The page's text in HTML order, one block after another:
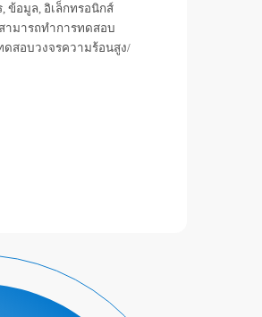
ข้อมูล, อิเล็กทรอนิกส์
ามารถทำการทดสอบ
สอบวงจรความร้อนสูง/